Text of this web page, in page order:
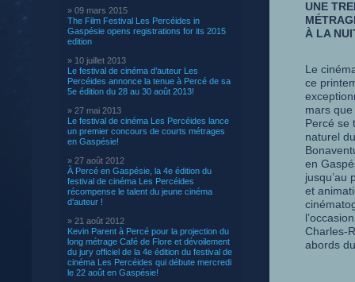
» 09 mars 2015
The Film Festival Les Percéides in
Gaspésie opens registrations for its 2015
edition
» 10 juillet 2013
Le festival de cinéma d’auteur Les
Percéides annonce la tenue à Percé de sa
5e édition du 28 au 30 août 2013!
» 27 mai 2013
Le festival de cinéma Les Percéides lance
un premier concours de courts métrages
en Gaspésie!
» 27 août 2012
À Percé en Gaspésie, la 4e édition du
festival de cinéma Les Percéides
récompense le talent du jeune cinéma
d'auteur !
» 21 août 2012
Kevin Parent à Percé pour la projection du
long métrage Café de Flore et dévoilement
du jury officiel de la 4e édition du festival de
cinéma Les Percéides qui débute mercredi
le 22 août en Gaspésie!
UNE
À LA
Le
ce
mars
Percé se
naturel
en
jusqu’au
et
Charles-
abords